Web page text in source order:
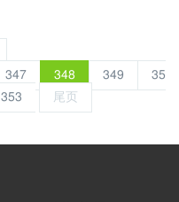
347 348 349
35
353 尾页